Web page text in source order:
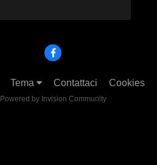
Tema Contattaci Cookies
Powered by Invision Community